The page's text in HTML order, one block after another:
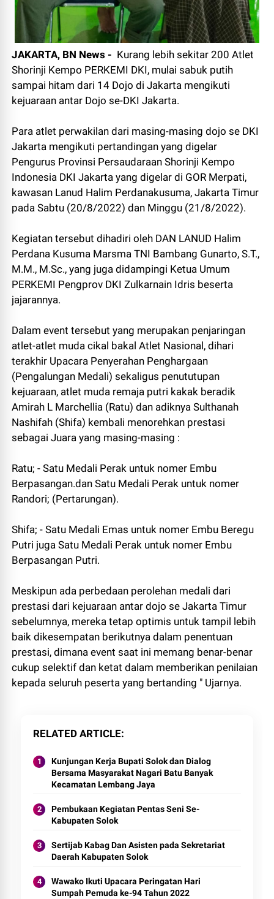
JAKARTA, BN News - Kurang lebih sekitar 200 Atlet
Shorinji Kempo PERKEMI DKI, mulai sabuk putih
sampai hitam dari 14 Dojo di Jakarta mengikuti
kejuaraan antar Dojo se-DKI Jakarta.
Para atlet perwakilan dari masing-masing dojo se DKI
Jakarta mengikuti pertandingan yang digelar
Pengurus Provinsi Persaudaraan Shorinji Kempo
Indonesia DKI Jakarta yang digelar di GOR Merpati,
kawasan Lanud Halim Perdanakusuma, Jakarta Timur
pada Sabtu (20/8/2022) dan Minggu (21/8/2022).
Kegiatan tersebut dihadiri oleh DAN LANUD Halim
Perdana Kusuma Marsma TNI Bambang Gunarto, S.T.,
M.M., M.Sc., yang juga didampingi Ketua Umum
PERKEMI Pengprov DKI Zulkarnain Idris beserta
jajarannya.
Dalam event tersebut yang merupakan penjaringan
atlet-atlet muda cikal bakal Atlet Nasional, dihari
terakhir Upacara Penyerahan Penghargaan
(Pengalungan Medali) sekaligus penututupan
kejuaraan, atlet muda remaja putri kakak beradik
Amirah L Marchellia (Ratu) dan adiknya Sulthanah
Nashifah (Shifa) kembali menorehkan prestasi
sebagai Juara yang masing-masing :
Ratu; - Satu Medali Perak untuk nomer Embu
Berpasangan.dan Satu Medali Perak untuk nomer
Randori; (Pertarungan).
Shifa; - Satu Medali Emas untuk nomer Embu Beregu
Putri juga Satu Medali Perak untuk nomer Embu
Berpasangan Putri.
Meskipun ada perbedaan perolehan medali dari
prestasi dari kejuaraan antar dojo se Jakarta Timur
sebelumnya, mereka tetap optimis untuk tampil lebih
baik dikesempatan berikutnya dalam penentuan
prestasi, dimana event saat ini memang benar-benar
cukup selektif dan ketat dalam memberikan penilaian
kepada seluruh peserta yang bertanding " Ujarnya.
RELATED ARTICLE
Kunjungan Kerja Bupati Solok dan Dialog
Bersama Masyarakat Nagari Batu Banyak
Kecamatan Lembang Jaya
Pembukaan Kegiatan Pentas Seni Se-
Kabupaten Solok
Sertijab Kabag Dan Asisten pada Sekretariat
Daerah Kabupaten Solok
Wawako Ikuti Upacara Peringatan Hari
Sumpah Pemuda ke-94 Tahun 2022